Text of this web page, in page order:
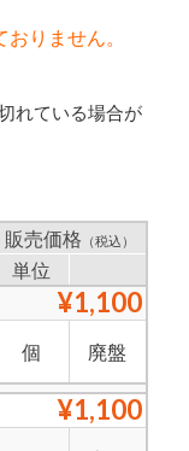
りません。
れている場合が
販売価格 （税込）
単位
¥1,100
個 廃盤
¥1,100